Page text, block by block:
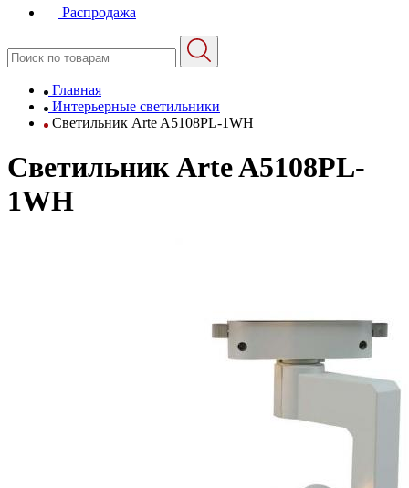
Распродажа
Главная
Интерьерные светильники
Светильник Arte A5108PL-1WH
Светильник Arte A5108PL-
1WH